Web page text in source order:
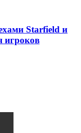
Starfield и
игроков